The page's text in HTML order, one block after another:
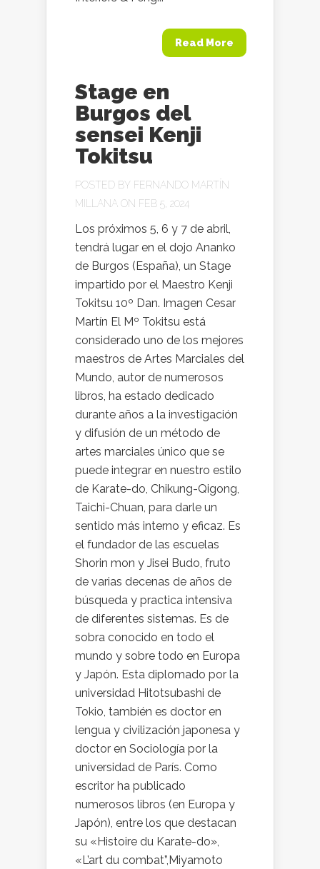
Read More
Stage en
Burgos del
sensei Kenji
Tokitsu
POSTED BY FERNANDO MARTÍN
MILLANA ON FEB 5, 2024
Los próximos 5, 6 y 7 de abril,
tendrá lugar en el dojo Ananko
de Burgos (España), un Stage
impartido por el Maestro Kenji
Tokitsu 10º Dan. Imagen Cesar
Martín El Mº Tokitsu está
considerado uno de los mejores
maestros de Artes Marciales del
Mundo, autor de numerosos
libros, ha estado dedicado
durante años a la investigación
y difusión de un método de
artes marciales único que se
puede integrar en nuestro estilo
de Karate-do, Chikung-Qigong,
Taichi-Chuan, para darle un
sentido más interno y eficaz. Es
el fundador de las escuelas
Shorin mon y Jisei Budo, fruto
de varias decenas de años de
búsqueda y practica intensiva
de diferentes sistemas. Es de
sobra conocido en todo el
mundo y sobre todo en Europa
y Japón. Esta diplomado por la
universidad Hitotsubashi de
Tokio, también es doctor en
lengua y civilización japonesa y
doctor en Sociología por la
universidad de París. Como
escritor ha publicado
numerosos libros (en Europa y
Japón), entre los que destacan
su «Histoire du Karate-do»,
«L’art du combat”,Miyamoto